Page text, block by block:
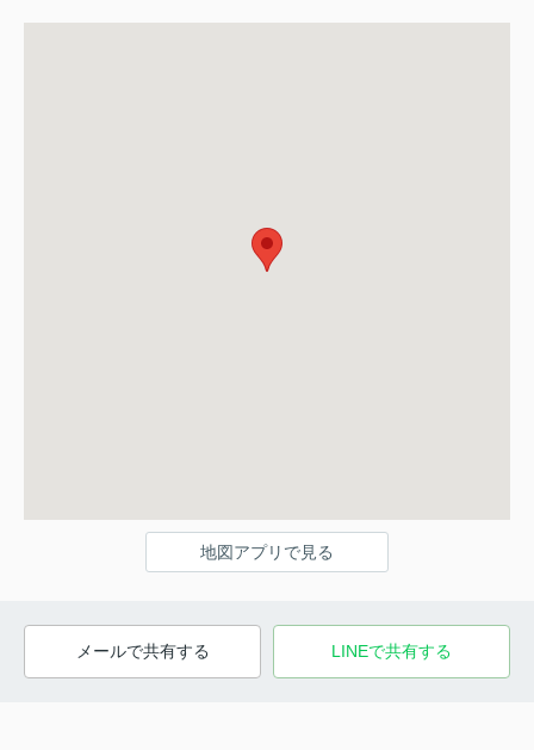
地図アプリで見る
メールで共有する LINEで共有する